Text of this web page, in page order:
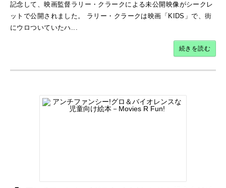
記念して、映画監督ラリー・クラークによる未公開映像がシークレ
ットで公開されました。 ラリー・クラークは映画「KIDS」で、街
にウロついていたハ...
続きを読む